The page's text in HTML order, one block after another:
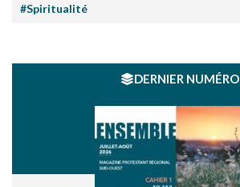
#Spiritualité
DERNIER NUMÉRO